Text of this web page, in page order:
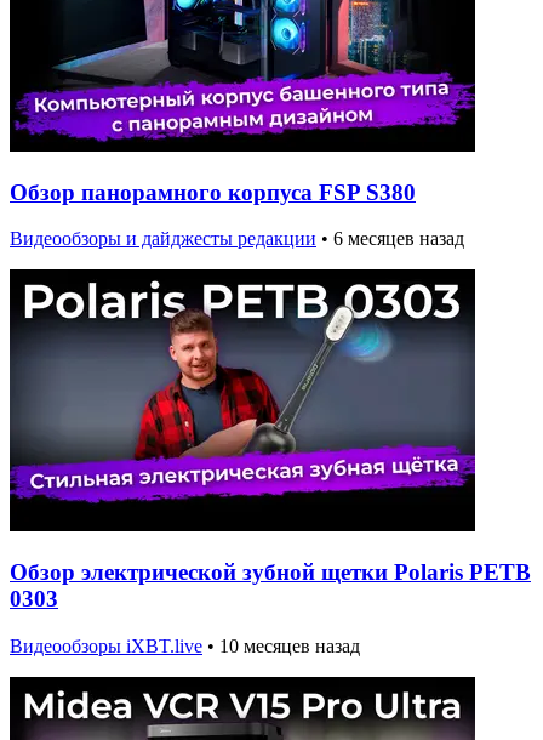
Обзор панорамного корпуса FSP S380
Видеообзоры и дайджесты редакции • 6 месяцев назад
Обзор электрической зубной щетки Polaris PETB
0303
Видеообзоры iXBT.live • 10 месяцев назад